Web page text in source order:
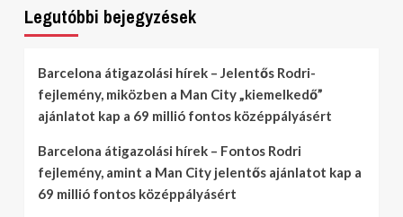
Legutóbbi bejegyzések
Barcelona átigazolási hírek – Jelentős Rodri-
fejlemény, miközben a Man City „kiemelkedő”
ajánlatot kap a 69 millió fontos középpályásért
Barcelona átigazolási hírek – Fontos Rodri
fejlemény, amint a Man City jelentős ajánlatot kap a
69 millió fontos középpályásért